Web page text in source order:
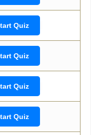
Quiz
Quiz
Quiz
Quiz